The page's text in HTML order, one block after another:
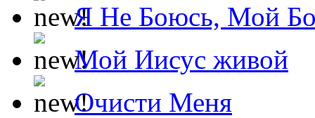
Я Не Боюсь, Мой
Мой Иисус живой
Очисти Меня